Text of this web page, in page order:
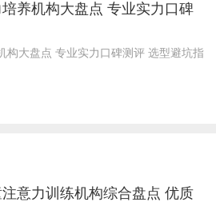
养机构大盘点 专业实力口碑
构大盘点 专业实力口碑测评 选型避坑指
意力训练机构综合盘点 优质